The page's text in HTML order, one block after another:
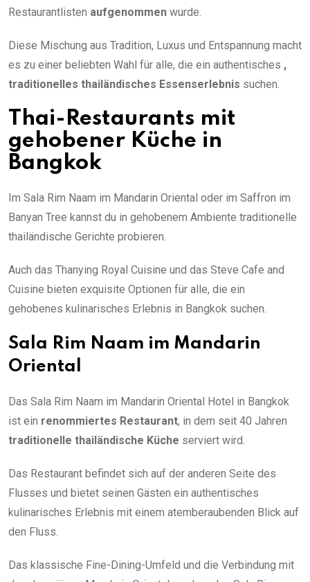
Restaurantlisten aufgenommen wurde.
Diese Mischung aus Tradition, Luxus und Entspannung macht
es zu einer beliebten Wahl für alle, die ein authentisches ,
traditionelles thailändisches Essenserlebnis suchen.
Thai-Restaurants mit
gehobener Küche in
Bangkok
Im Sala Rim Naam im Mandarin Oriental oder im Saffron im
Banyan Tree kannst du in gehobenem Ambiente traditionelle
thailändische Gerichte probieren.
Auch das Thanying Royal Cuisine und das Steve Cafe and
Cuisine bieten exquisite Optionen für alle, die ein
gehobenes kulinarisches Erlebnis in Bangkok suchen.
Sala Rim Naam im Mandarin
Oriental
Das Sala Rim Naam im Mandarin Oriental Hotel in Bangkok
ist ein renommiertes Restaurant, in dem seit 40 Jahren
traditionelle thailändische Küche serviert wird.
Das Restaurant befindet sich auf der anderen Seite des
Flusses und bietet seinen Gästen ein authentisches
kulinarisches Erlebnis mit einem atemberaubenden Blick auf
den Fluss.
Das klassische Fine-Dining-Umfeld und die Verbindung mit